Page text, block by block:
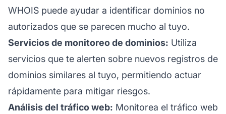
WHOIS puede ayudar a identificar dominios no
autorizados que se parecen mucho al tuyo.
Servicios de monitoreo de dominios: Utiliza
servicios que te alerten sobre nuevos registros de
dominios similares al tuyo, permitiendo actuar
rápidamente para mitigar riesgos.
Análisis del tráfico web: Monitorea el tráfico web